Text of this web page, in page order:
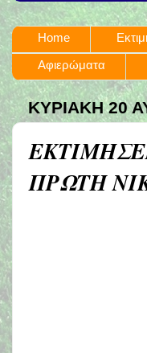
Home
Αφιερώματα
ΚΥΡΙΑΚΉ 20
ΠΡΩΤΗ